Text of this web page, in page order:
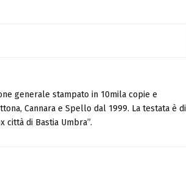
generale stampato in 10mila copie e
Cannara e Spello dal 1999. La testata è di
città di Bastia Umbra”.